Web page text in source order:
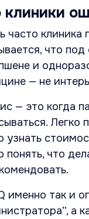
клиники
часто клиника
что
и
— не
— это когда
Легко
узнать
понять, что
именно так и
а